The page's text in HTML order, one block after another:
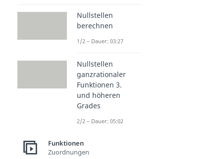
Nullstellen
berechnen
1/2 – Dauer: 03:27
Nullstellen
ganzrationaler
Funktionen 3.
und höheren
Grades
2/2 – Dauer: 05:02
Funktionen
Zuordnungen